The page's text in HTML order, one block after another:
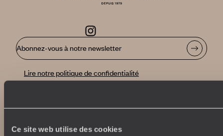
Ce site web utilise des cookies
Abonnez-vous à notre newsletter
Lire notre politique de confidentialité
100% carbone absorbé
On part où ?